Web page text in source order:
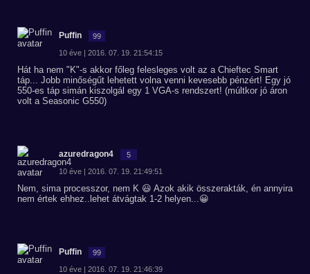
Puffin 99
10 éve | 2016. 07. 19. 21:54:15
Hát ha nem "K"-s akkor főleg felesleges volt az a Chieftec Smart
táp... Jobb minőségűt lehetett volna venni kevesebb pénzért! Egy jó
550-es táp simán kiszolgál egy 1 VGA-s rendszert! (múltkor jó áron
volt a Seasonic G550)
azuredragon4 5
10 éve | 2016. 07. 19. 21:49:51
Nem, sima processzor, nem K 😃 Azok akik összerakták, én annyira
nem értek ehhez..lehet átvágtak 1-2 helyen...😀
Puffin 99
10 éve | 2016. 07. 19. 21:46:39